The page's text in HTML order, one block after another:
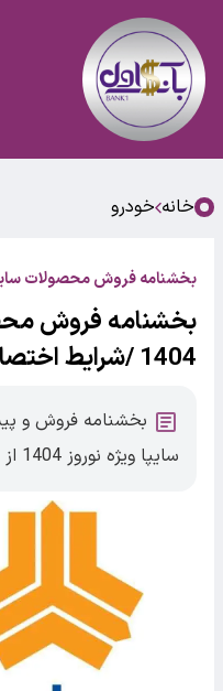
خانه خودرو
بخشنامه فروش محصولات
بخشنامه فروش
1404 /شرایط اختصاصی محصولات سواری
بخشنامه فروش و
سایپا ویژه نوروز 1404 از سوی این شرکت منتشر شد.